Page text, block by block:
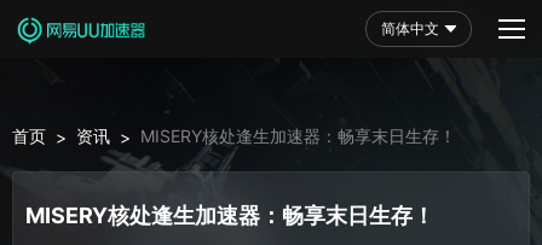
简体中文
首页 > 资讯 > MISERY核处逢生加速器：畅享末日生存！
MISERY核处逢生加速器：畅享末日生存！